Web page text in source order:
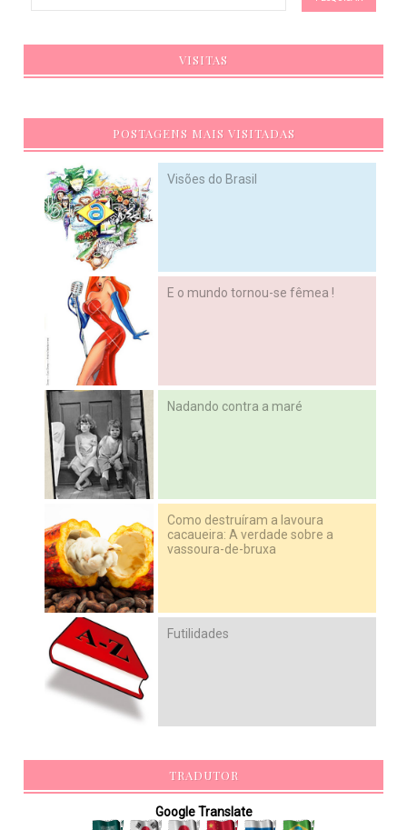
VISITAS
POSTAGENS MAIS VISITADAS
Visões do Brasil
E o mundo tornou-se fêmea !
Nadando contra a maré
Como destruíram a lavoura
cacaueira: A verdade sobre a
vassoura-de-bruxa
Futilidades
TRADUTOR
Google Translate